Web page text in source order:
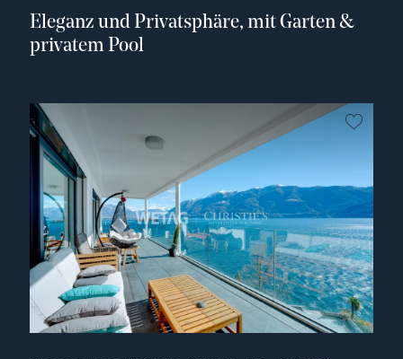
Eleganz und Privatsphäre, mit Garten &
privatem Pool